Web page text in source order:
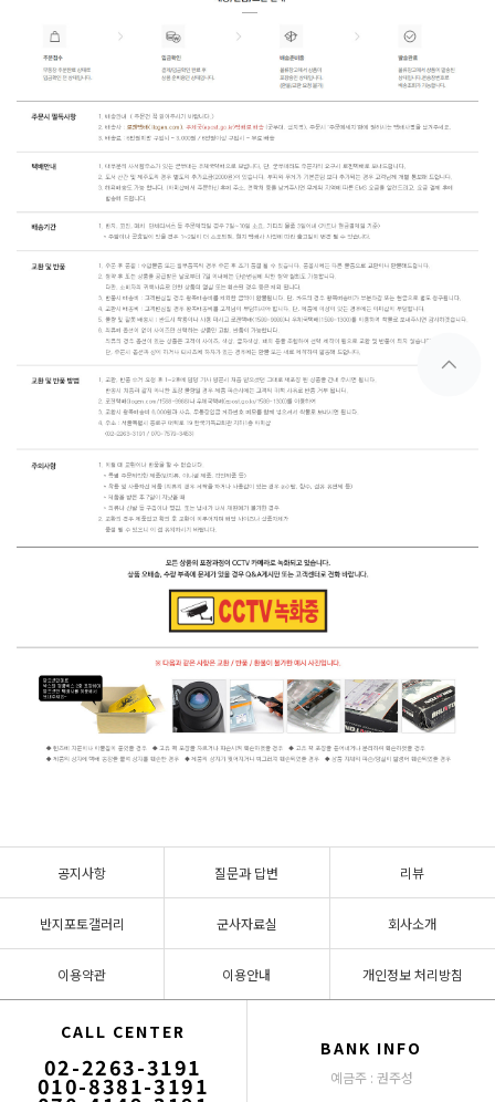
공지사항 질문과 답변 리뷰
반지포토갤러리 군사자료실 회사소개
이용약관 이용안내 개인정보 처리방침
CALL CENTER
02-2263-3191
010-8381-3191
BANK INFO
예금주 : 권주성